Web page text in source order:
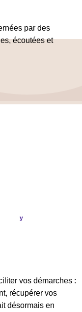
par des
écoutées et
y
vos démarches :
récupérer vos
désormais en